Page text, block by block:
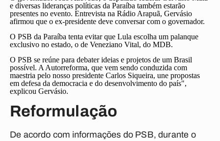
e diversas lideranças políticas da Paraíba também estarão
presentes no evento. Entrevista na Rádio Arapuã, Gervásio
afirmou que o ex-presidente deve conversar com o governador.
O PSB da Paraíba tenta evitar que Lula escolha um palanque
exclusivo no estado, o de Veneziano Vital, do MDB.
O PSB se reúne para debater ideias e projetos de um Brasil
possível. A Autorreforma, que vem sendo conduzida com
maestria pelo nosso presidente Carlos Siqueira, une propostas
em defesa da democracia e do desenvolvimento do país",
explicou Gervásio.
Reformulação
De acordo com informações do PSB, durante o